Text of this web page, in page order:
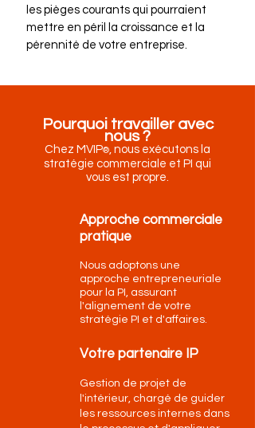
les pièges courants qui pourraient
mettre en péril la croissance et la
pérennité de votre entreprise.
Pourquoi travailler avec
nous ?
Chez MVIP®, nous exécutons la
stratégie commerciale et PI qui
vous est propre.
Approche commerciale
pratique
Nous adoptons une
approche entrepreneuriale
pour la PI, assurant
l'alignement de votre
stratégie PI et d'affaires.
Votre partenaire IP
Gestion de projet de
l'intérieur, chargé de guider
les ressources internes dans